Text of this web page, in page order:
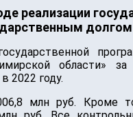
реализации
области»
2022 году.
млн руб. Кроме